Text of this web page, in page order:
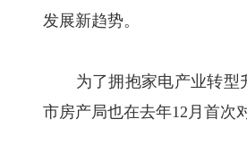
发展新趋势。
为了拥抱家电产业转型升
市房产局也在去年12月首次